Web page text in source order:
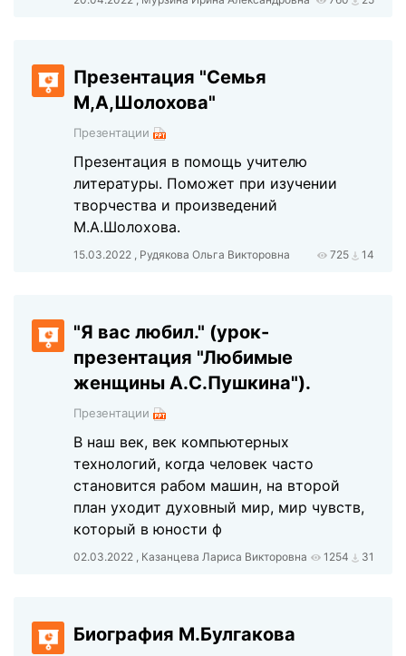
Презентация "Семья
М,А,Шолохова"
Презентации
Презентация в помощь учителю
литературы. Поможет при изучении
творчества и произведений
М.А.Шолохова.
15.03.2022 , Рудякова Ольга Викторовна 725 14
"Я вас любил." (урок-
презентация "Любимые
женщины А.С.Пушкина").
Презентации
В наш век, век компьютерных
технологий, когда человек часто
становится рабом машин, на второй
план уходит духовный мир, мир чувств,
который в юности ф
02.03.2022 , Казанцева Лариса Викторовна 1254 31
Биография М.Булгакова